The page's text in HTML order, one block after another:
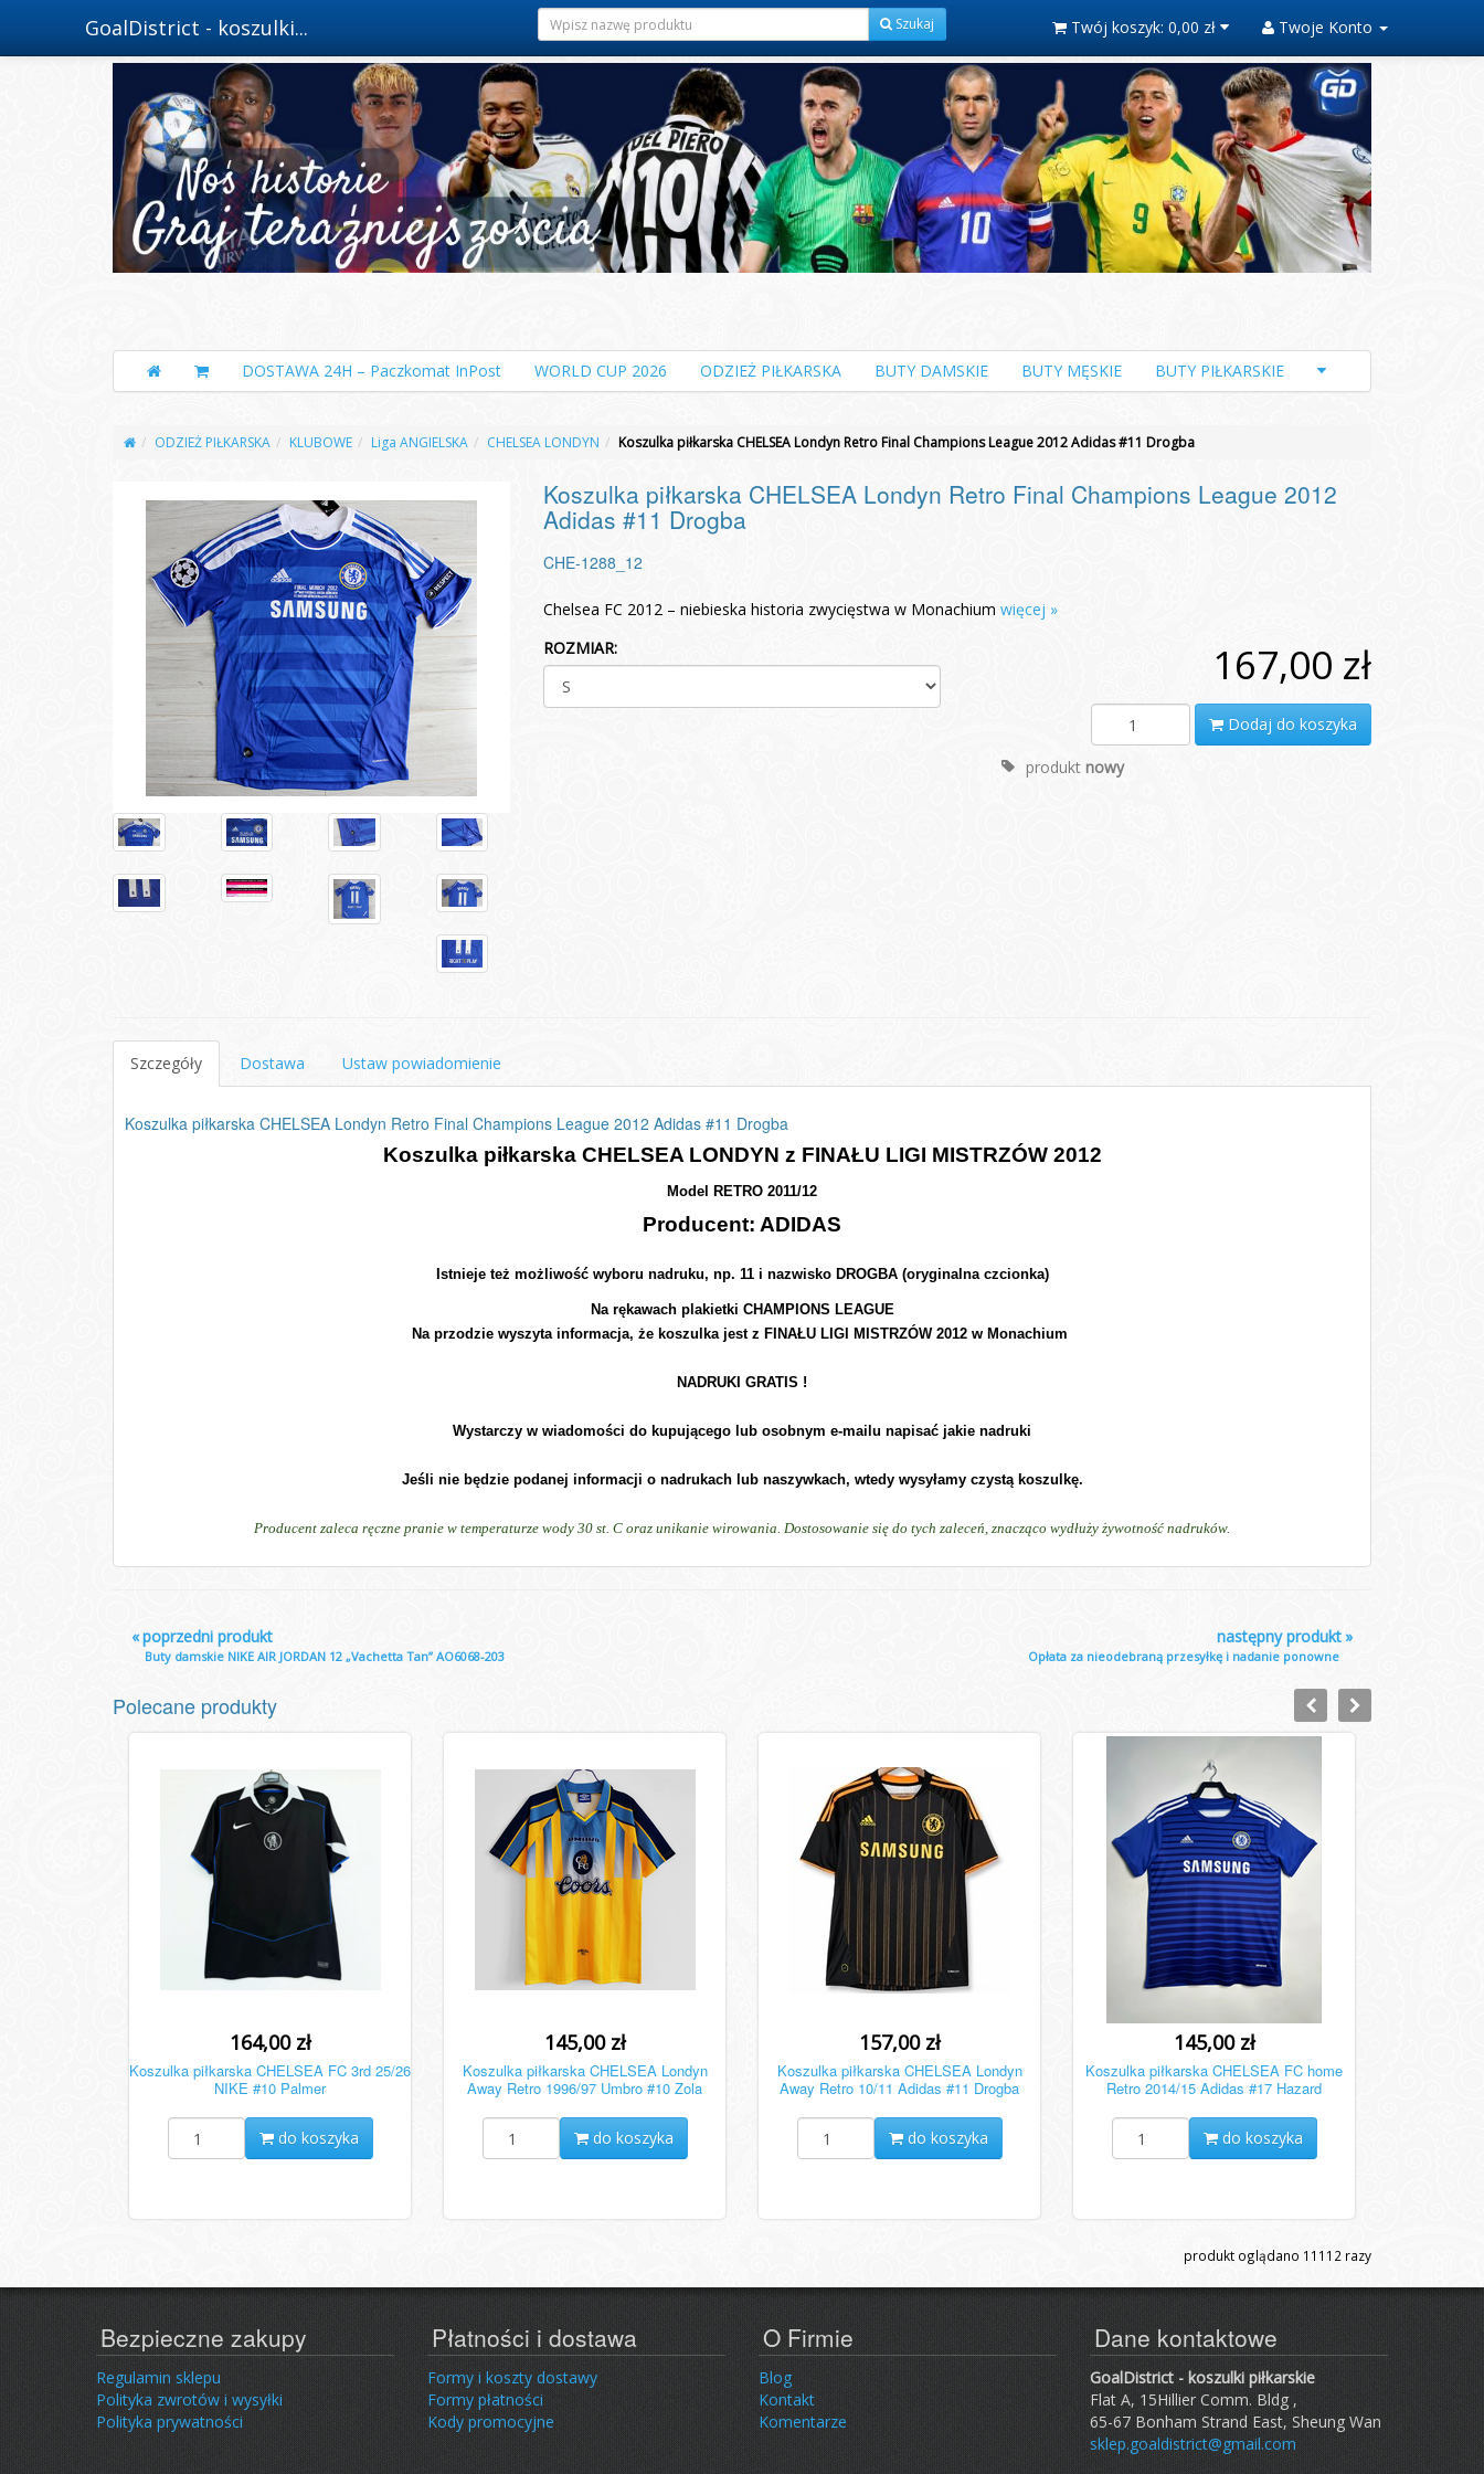
GoalDistrict - koszulki... Szukaj Twój koszyk: 0,00 zł Twoje Konto
DOSTAWA 24H – Paczkomat InPost WORLD CUP 2026 ODZIEŻ PIŁKARSKA BUTY DAMSKIE BUTY MĘSKIE BUTY PIŁKARSKIE
ODZIEŻ PIŁKARSKA KLUBOWE Liga ANGIELSKA CHELSEA LONDYN Koszulka piłkarska CHELSEA Londyn Retro Final Champions League 2012 Adidas #11 Drogba
Koszulka piłkarska CHELSEA Londyn Retro Final Champions League 2012
Adidas #11 Drogba
CHE-1288_12
Chelsea FC 2012 – niebieska historia zwycięstwa w Monachium więcej »
ROZMIAR:
167,00 zł
Dodaj do koszyka
produkt nowy
Szczegóły Dostawa Ustaw powiadomienie
Koszulka piłkarska CHELSEA Londyn Retro Final Champions League 2012 Adidas #11 Drogba
Koszulka piłkarska CHELSEA LONDYN z FINAŁU LIGI MISTRZÓW 2012
Model RETRO 2011/12
Producent: ADIDAS
Istnieje też możliwość wyboru nadruku, np. 11 i nazwisko DROGBA (oryginalna czcionka)
Na rękawach plakietki CHAMPIONS LEAGUE
Na przodzie wyszyta informacja, że koszulka jest z FINAŁU LIGI MISTRZÓW 2012 w Monachium
NADRUKI GRATIS !
Wystarczy w wiadomości do kupującego lub osobnym e-mailu napisać jakie nadruki
Jeśli nie będzie podanej informacji o nadrukach lub naszywkach, wtedy wysyłamy czystą koszulkę.
Producent zaleca ręczne pranie w temperaturze wody 30 st. C oraz unikanie wirowania. Dostosowanie się do tych zaleceń, znacząco wydłuży żywotność nadruków.
«poprzedni produkt
Buty damskie NIKE AIR JORDAN 12 „Vachetta Tan” AO6068-203
»
następny produkt
Opłata za nieodebraną przesyłkę i nadanie ponowne
Polecane produkty
164,00 zł
Koszulka piłkarska CHELSEA FC 3rd 25/26
NIKE #10 Palmer
do koszyka
145,00 zł
Koszulka piłkarska CHELSEA Londyn
Away Retro 1996/97 Umbro #10 Zola
do koszyka
157,00 zł
Koszulka piłkarska CHELSEA Londyn
Away Retro 10/11 Adidas #11 Drogba
do koszyka
145,00 zł
Koszulka piłkarska CHELSEA FC home
Retro 2014/15 Adidas #17 Hazard
do koszyka
produkt oglądano 11112 razy
Bezpieczne zakupy
Regulamin sklepu
Polityka zwrotów i wysyłki
Polityka prywatności
Płatności i dostawa
Formy i koszty dostawy
Formy płatności
Kody promocyjne
O Firmie
Blog
Kontakt
Komentarze
Dane kontaktowe
GoalDistrict - koszulki piłkarskie
Flat A, 15Hillier Comm. Bldg ,
65-67 Bonham Strand East, Sheung Wan
sklep.goaldistrict@gmail.com